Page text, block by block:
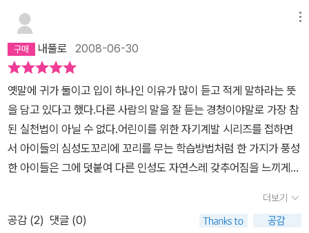
내풀로 2008-06-30
옛말에 귀가 둘이고 입이 하나인 이유가 많이 듣고 적게 말하라는 뜻
을 담고 있다고 했다.다른 사람의 말을 잘 듣는 경청이야말로 가장 참
된 실천법이 아닐 수 없다.어린이를 위한 자기계발 시리즈를 접하면
서 아이들의 심성도꼬리에 꼬리를 무는 학습방법처럼 한 가지가 풍성
한 아이들은 그에 덧붙여 다른 인성도 자연스레 갖추어짐을 느끼게
기울여 들어주는 경청, 넘치지 않게 자제하는 절제 이런 품성도 함께
갖추어지는 것 같다.나눔으로 마음이 풍성해진 아이들은 친구들과의
더보기
공감 (2) 댓글 (0)